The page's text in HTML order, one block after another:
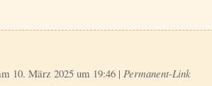
10. März 2025 um 19:46 | Permanent-Link